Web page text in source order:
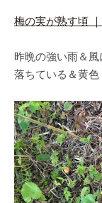
梅の実が熟す頃
昨晩の強い雨＆
落ちている＆黄色